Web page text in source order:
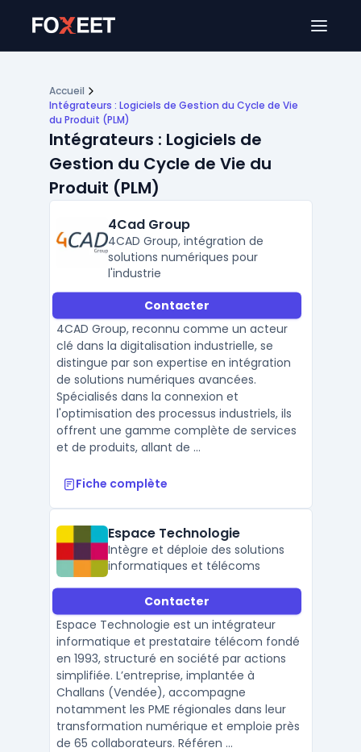
Accueil
Intégrateurs : Logiciels de Gestion du Cycle de Vie
du Produit (PLM)
Intégrateurs : Logiciels de
Gestion du Cycle de Vie du
Produit (PLM)
4Cad Group
4CAD Group, intégration de
solutions numériques pour
l'industrie
Contacter
4CAD Group, reconnu comme un acteur
clé dans la digitalisation industrielle, se
distingue par son expertise en intégration
de solutions numériques avancées.
Spécialisés dans la connexion et
l'optimisation des processus industriels, ils
offrent une gamme complète de services
et de produits, allant de ...
Fiche complète
Espace Technologie
Intègre et déploie des solutions
informatiques et télécoms
Contacter
Espace Technologie est un intégrateur
informatique et prestataire télécom fondé
en 1993, structuré en société par actions
simplifiée. L’entreprise, implantée à
Challans (Vendée), accompagne
notamment les PME régionales dans leur
transformation numérique et emploie près
de 65 collaborateurs. Référen ...